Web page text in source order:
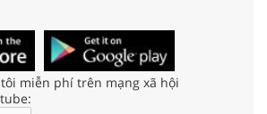
miễn phí trên mạng xã hội